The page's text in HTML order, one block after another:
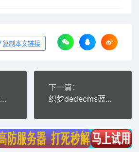
复制本文链接
织梦dedecms蓝色地质测绘工程设备公司网站模板(带手机移动端)
下一篇：
织梦dedecms蓝色制冷机械设备公司网站模板(带手机移动端)